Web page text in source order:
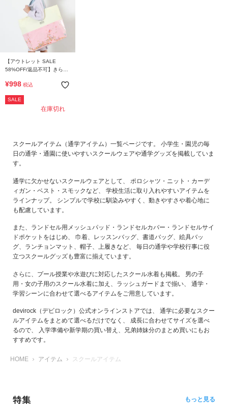
【アウトレット SALE
58%OFF/返品不可】きらき
¥998 税込
SALE
在庫切れ
スクールアイテム（通学アイテム）一覧ページです。 小学生・園児の毎
日の通学・通園に使いやすいスクールウェアや通学グッズを掲載していま
す。
通学に欠かせないスクールウェアとして、 ポロシャツ・ニット・カーデ
ィガン・ベスト・スモックなど、 学校生活に取り入れやすいアイテムを
ラインナップ。 シンプルで学校に馴染みやすく、動きやすさや着心地に
も配慮しています。
また、ランドセル用メッシュパッド・ランドセルカバー・ランドセルサイ
ドポケットをはじめ、 巾着、レッスンバッグ、書道バッグ、絵具バッ
グ、ランチョンマット、帽子、上履きなど、 毎日の通学や学校行事に役
立つスクールグッズも豊富に揃えています。
さらに、プール授業や水遊びに対応したスクール水着も掲載。 男の子
用・女の子用のスクール水着に加え、ラッシュガードまで揃い、 通学・
学習シーンに合わせて選べるアイテムをご用意しています。
devirock（デビロック）公式オンラインストアでは、 通学に必要なスクー
ルアイテムをまとめて選べるだけでなく、 成長に合わせてサイズを選べ
るので、 入学準備や新学期の買い替え、兄弟姉妹分のまとめ買いにもお
すすめです。
HOME アイテム スクールアイテム
特集 もっと見る